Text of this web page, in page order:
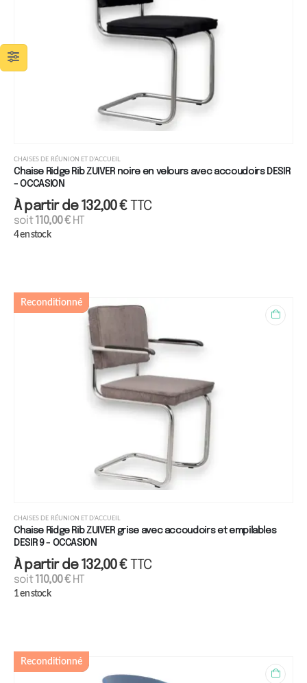
CHAISES DE RÉUNION ET D'ACCUEIL
Chaise Ridge Rib ZUIVER noire en velours avec accoudoirs DESIR
- OCCASION
À partir de132,00€ TTC
soit110,00€HT
4 en stock
Reconditionné
CHAISES DE RÉUNION ET D'ACCUEIL
Chaise Ridge Rib ZUIVER grise avec accoudoirs et empilables
DESIR 9 - OCCASION
À partir de132,00€ TTC
soit110,00€HT
1 en stock
Reconditionné